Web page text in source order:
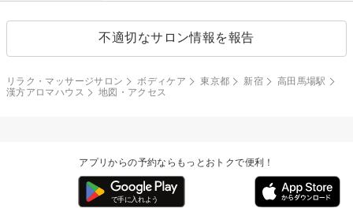
不適切なサロン情報を報告
リラク・マッサージサロン ボディケア 東京都 新宿
高田馬場駅
漢方アロマハウス
地図・アクセス
アプリからの予約ならもっとおトクで便利！